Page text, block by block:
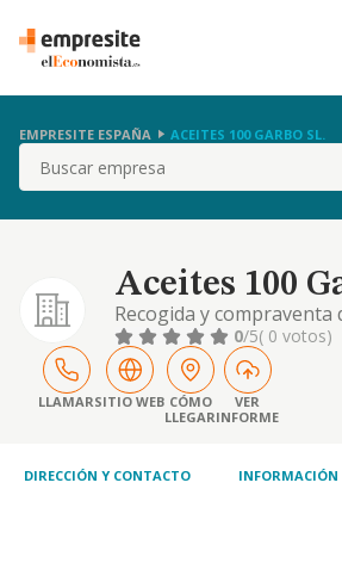
EMPRESITE ESPAÑA ACEITES 100 GARBO SL.
Buscar
Aceites 100
Recogida y compraventa
usado
0/5( 0 votos)
LLAMARSITIO WEB CÓMO
LLEGAR
VER
INFORME
DIRECCIÓN Y CONTACTO INFORMACIÓN